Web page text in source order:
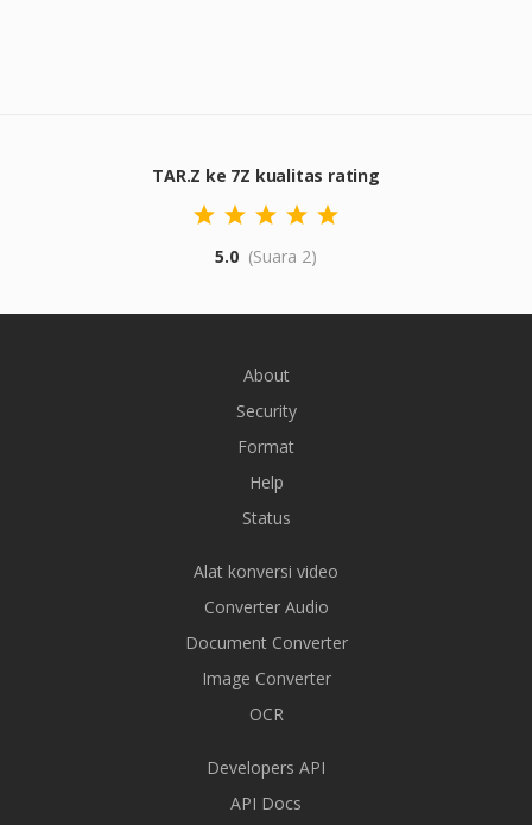
TAR.Z ke 7Z kualitas rating
5.0 (Suara 2)
About
Security
Format
Help
Status
Alat konversi video
Converter Audio
Document Converter
Image Converter
OCR
Developers API
API Docs